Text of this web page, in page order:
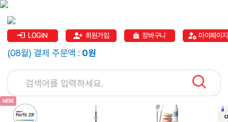
LOGIN 회원가입 장바구니 마이페이지
(08월) 결제 주문액 : 0원